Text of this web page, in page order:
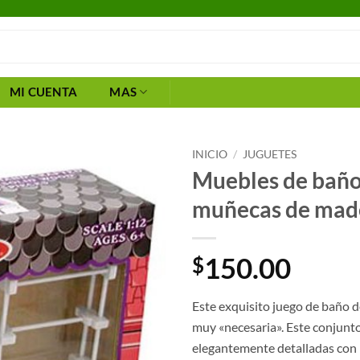
MI CUENTA MAS
INICIO / JUGUETES
Muebles de
muñecas de
$150.00
Este exquisito juego de baño
muy «necesaria». Este
elegantemente detalladas